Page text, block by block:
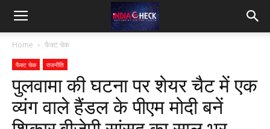
IndiaCheck
Home फैक्ट चेक
फैक्ट चेक राजनीति
पुलवामा की घटना पर शेयर चैट में एक
व्यंग वाले हैंडल के पीएम मोदी बनें